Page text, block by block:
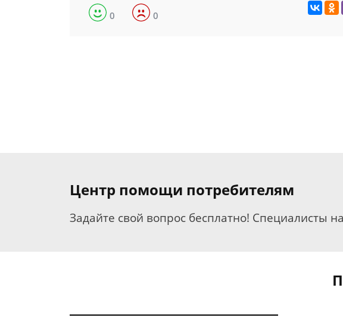
0 0
Центр помощи потребителям
Задайте свой вопрос бесплатно! Специалисты